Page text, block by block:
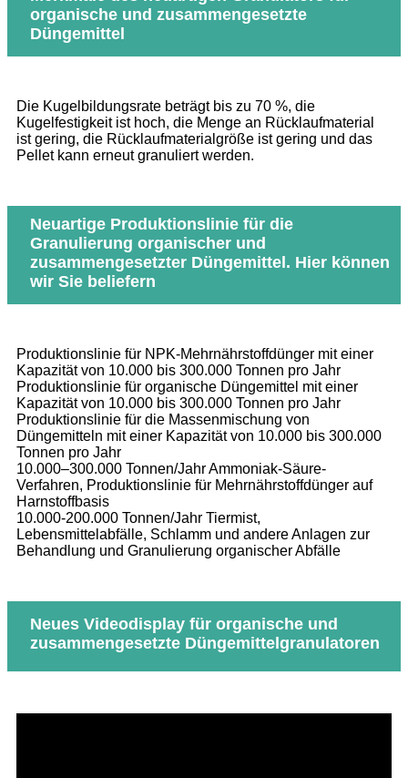
organische und zusammengesetzte
Düngemittel
Die Kugelbildungsrate beträgt bis zu 70 %, die
Kugelfestigkeit ist hoch, die Menge an Rücklaufmaterial
ist gering, die Rücklaufmaterialgröße ist gering und das
Pellet kann erneut granuliert werden.
Neuartige Produktionslinie für die
Granulierung organischer und
zusammengesetzter Düngemittel. Hier können
wir Sie beliefern
Produktionslinie für NPK-Mehrnährstoffdünger mit einer
Kapazität von 10.000 bis 300.000 Tonnen pro Jahr
Produktionslinie für organische Düngemittel mit einer
Kapazität von 10.000 bis 300.000 Tonnen pro Jahr
Produktionslinie für die Massenmischung von
Düngemitteln mit einer Kapazität von 10.000 bis 300.000
Tonnen pro Jahr
10.000–300.000 Tonnen/Jahr Ammoniak-Säure-
Verfahren, Produktionslinie für Mehrnährstoffdünger auf
Harnstoffbasis
10.000-200.000 Tonnen/Jahr Tiermist,
Lebensmittelabfälle, Schlamm und andere Anlagen zur
Behandlung und Granulierung organischer Abfälle
Neues Videodisplay für organische und
zusammengesetzte Düngemittelgranulatoren